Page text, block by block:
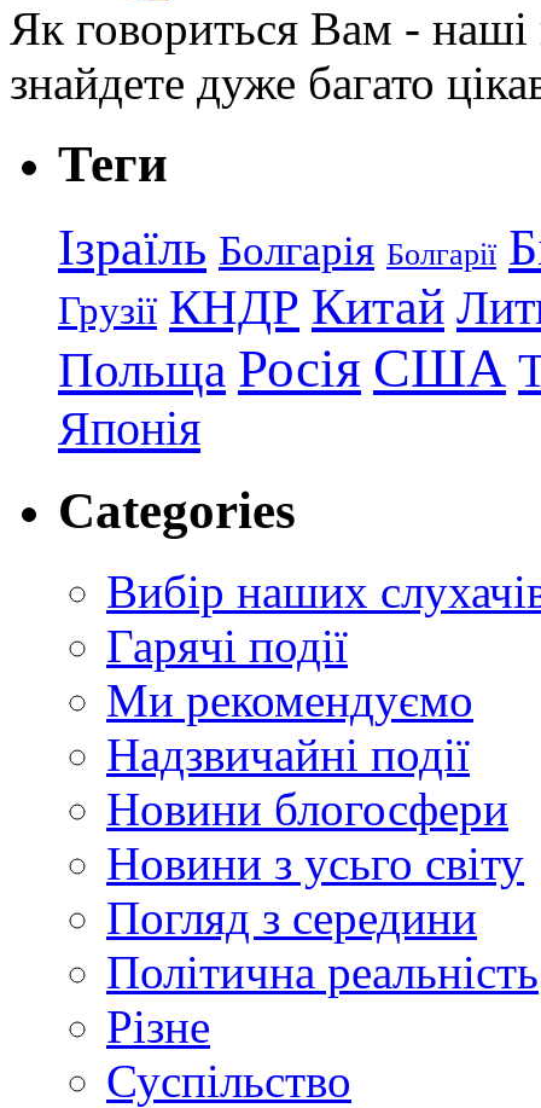
Як говориться Вам - наші
знайдете дуже багато
Теги
Ізраїль Болгарія Болгарії
Грузії КНДР Китай
Польща Росія США
Японія
Categories
Вибір наших
Гарячі події
Ми рекомендуємо
Надзвичайні події
Новини блогосфери
Новини з усьго світу
Погляд з середини
Політична реальність
Різне
Суспільство